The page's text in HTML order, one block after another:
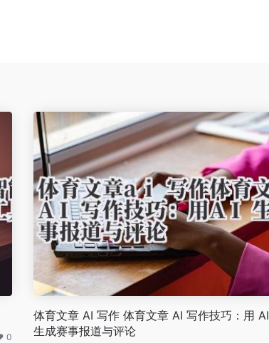
0
体育文章 AI 写作 体育文章 AI 写作技巧：用 AI
生成赛事报道与评论